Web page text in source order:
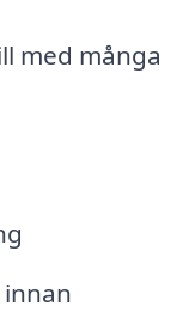
med många